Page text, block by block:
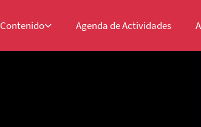
Contenido Agenda de Actividades